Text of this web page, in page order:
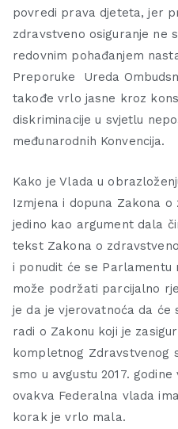
povredi prava djeteta, jer
zdravstveno osiguranje ne
redovnim pohađanjem
Preporuke Ureda
takođe vrlo jasne kroz
diskriminacije u svjetlu
međunarodnih Konvencija.
Kako je Vlada u
Izmjena i dopuna Zakona o
jedino kao argument dala
tekst Zakona o
i ponudit će se Parlamentu
može podržati parcijalno
je da je vjerovatnoća da
radi o Zakonu koji je
kompletnog Zdravstvenog
smo u avgustu 2017.
ovakva Federalna vlada
korak je vrlo mala.